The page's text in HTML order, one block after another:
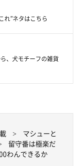
れ”ネタはこちら
、犬モチーフの雑貨
マシューと
留守番は極楽だ
わんできるか